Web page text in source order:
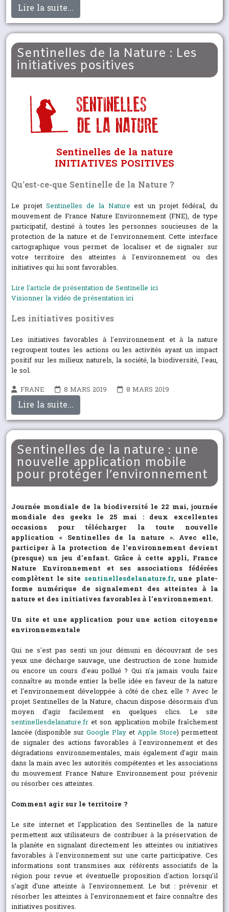
Lire la suite...
Sentinelles de la Nature : Les
initiatives positives
Sentinelles de la nature
INITIATIVES POSITIVES
Qu’est-ce-que Sentinelle de la Nature ?
Le projetSentinelles de la Nature est un projet fédéral, du
mouvement de France Nature Environnement (FNE), de type
participatif, destiné à toutes les personnes soucieuses de la
protection de la nature et de l’environnement. Cette interface
cartographique vous permet de localiser et de signaler sur
votre territoire des atteintes à l’environnement ou des
initiatives qui lui sont favorables.
Lire l’article de présentation de Sentinelle ici
Visionner la vidéo de présentation ici
Les initiatives positives
Les initiatives favorables à l’environnement et à la nature
regroupent toutes les actions ou les activités ayant un impact
positif sur les milieux naturels, la société, la biodiversité, l’eau,
le sol.
FRANE
8 MARS 2019 8 MARS 2019
Lire la suite...
Sentinelles de la nature : une
nouvelle application mobile
pour protéger l’environnement
Journée mondiale de la biodiversité le 22 mai, journée
mondiale des geeks le 25 mai : deux excellentes
occasions pour télécharger la toute nouvelle
application « Sentinelles de la nature ». Avec elle,
participer à la protection de l’environnement devient
(presque) un jeu d’enfant. Grâce à cette appli, France
Nature Environnement et ses associations fédérées
complètent le site sentinellesdelanature.fr, une plate-
forme numérique de signalement des atteintes à la
nature et des initiatives favorables à l’environnement.
Un site et une application pour une action citoyenne
environnementale
Qui ne s'est pas senti un jour démuni en découvrant de ses
yeux une décharge sauvage, une destruction de zone humide
ou encore un cours d'eau pollué ? Qui n'a jamais voulu faire
connaître au monde entier la belle idée en faveur de la nature
et l'environnement développée à côté de chez elle ? Avec le
projet Sentinelles de la Nature, chacun dispose désormais d'un
moyen d'agir facilement en quelques clics. Le site
sentinellesdelanature.fr et son application mobile fraîchement
lancée (disponible sur Google Play et Apple Store) permettent
de signaler des actions favorables à l’environnement et des
dégradations environnementales, mais également d'agir main
dans la main avec les autorités compétentes et les associations
du mouvement France Nature Environnement pour prévenir
ou résorber ces atteintes.
Comment agir sur le territoire ?
Le site internet et l’application des Sentinelles de la nature
permettent aux utilisateurs de contribuer à la préservation de
la planète en signalant directement les atteintes ou initiatives
favorables à l’environnement sur une carte participative. Ces
informations sont transmises aux référents associatifs de la
région pour revue et éventuelle proposition d’action lorsqu'il
s'agit d'une atteinte à l'environnement. Le but : prévenir et
résorber les atteintes à l'environnement et faire connaître des
initiatives positives.